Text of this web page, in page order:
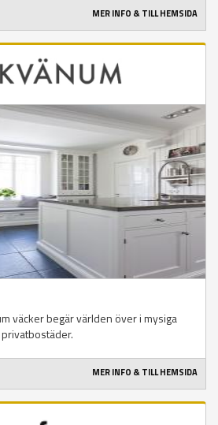
MER INFO & TILL HEMSIDA
väcker begär världen över i mysiga
MER INFO & TILL HEMSIDA